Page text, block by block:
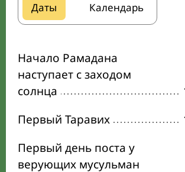
Даты Календарь
Начало Рамадана
наступает с заходом
солнца
Первый Таравих
Первый день поста у
верующих мусульман